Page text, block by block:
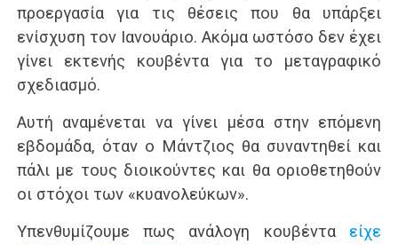
προεργασία για τις θέσεις που θα υπάρξει
ενίσχυση τον Ιανουάριο. Ακόμα ωστόσο δεν έχει
γίνει εκτενής κουβέντα για το μεταγραφικό
σχεδιασμό.
Αυτή αναμένεται να γίνει μέσα στην επόμενη
εβδομάδα, όταν ο Μάντζιος θα συναντηθεί και
πάλι με τους διοικούντες και θα οριοθετηθούν
οι στόχοι των «κυανολεύκων».
Υπενθυμίζουμε πως ανάλογη κουβέντα είχε